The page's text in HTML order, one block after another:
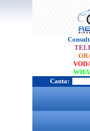
Cauta: